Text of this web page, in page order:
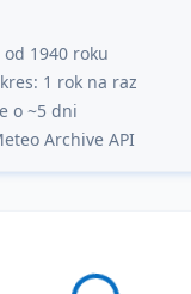
od 1940 roku
1 rok na raz
o ~5 dni
Archive API